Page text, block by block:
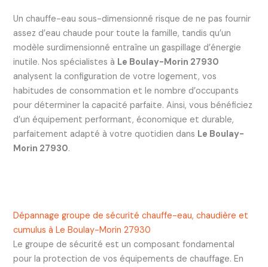
Un chauffe-eau sous-dimensionné risque de ne pas fournir
assez d’eau chaude pour toute la famille, tandis qu’un
modèle surdimensionné entraîne un gaspillage d’énergie
inutile. Nos spécialistes à Le Boulay-Morin 27930
analysent la configuration de votre logement, vos
habitudes de consommation et le nombre d’occupants
pour déterminer la capacité parfaite. Ainsi, vous bénéficiez
d’un équipement performant, économique et durable,
parfaitement adapté à votre quotidien dans Le Boulay-
Morin 27930.
Dépannage groupe de sécurité chauffe-eau, chaudière et
cumulus à Le Boulay-Morin 27930
Le groupe de sécurité est un composant fondamental
pour la protection de vos équipements de chauffage. En